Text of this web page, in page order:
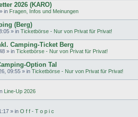
2026 (KARO)
» in Fragen, Infos und Meinungen
(Berg)
» in Ticketbörse - Nur von Privat für Privat!
Camping-Ticket Berg
» in Ticketbörse - Nur von Privat für Privat!
Option Tal
09:55 » in Ticketbörse - Nur von Privat für Privat!
Line-Up 2026
» in O f f - T o p i c